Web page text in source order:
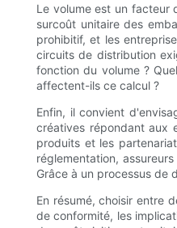
Le volume est un facteur
surcoût unitaire des
prohibitif, et les
circuits de distribution
fonction du volume ?
affectent-ils ce calcul ?
Enfin, il convient
créatives répondant aux
produits et les
réglementation,
Grâce à un processus de
En résumé, choisir entre
de conformité, les